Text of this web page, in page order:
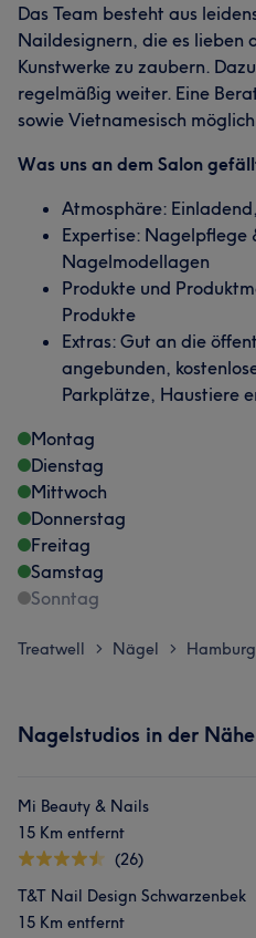
Das Team besteht aus
Naildesignern, die es lieben
Kunstwerke zu zaubern.
regelmäßig weiter. Eine
sowie Vietnamesisch
Was uns an dem Salon
Atmosphäre:
Expertise: Nagelpflege
Nagelmodellagen
Produkte und
Produkte
Extras: Gut an die
angebunden,
Parkplätze, Haustiere
Montag
Dienstag
Mittwoch
Donnerstag
Freitag
Samstag
Sonntag
Treatwell > Nägel >
Nagelstudios in der Nähe
Mi Beauty & Nails
15 Km entfernt
(26)
T&T Nail Design Schwarzenbek
15 Km entfernt